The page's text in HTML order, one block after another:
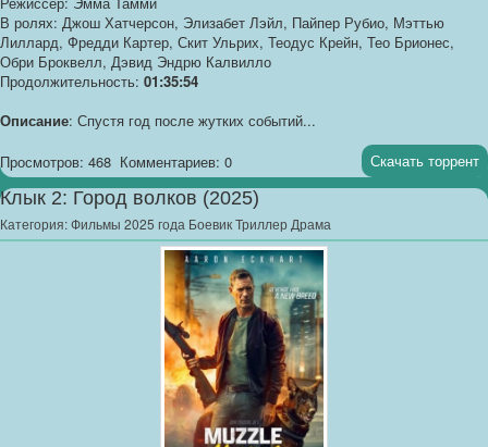
В ролях: Джош Хатчерсон, Элизабет Лэйл, Пайпер Рубио, Мэттью
Лиллард, Фредди Картер, Скит Ульрих, Теодус Крейн, Тео Брионес,
Обри Броквелл, Дэвид Эндрю Калвилло
Продолжительность: 01:35:54
Описание: Спустя год после жутких событий...
Просмотров: 468 Комментариев: 0 Скачать торрент
Клык 2: Город волков (2025)
Категория:Фильмы 2025 года Боевик Триллер Драма